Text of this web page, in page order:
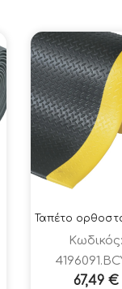
Κωδικός:
67,49 €